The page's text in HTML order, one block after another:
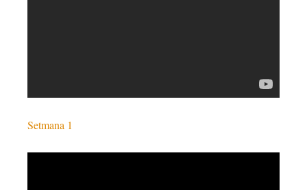
Setmana 1